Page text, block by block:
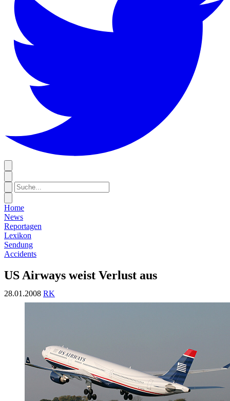
Home
News
Reportagen
Lexikon
Sendung
Accidents
US Airways weist Verlust aus
28.01.2008 RK